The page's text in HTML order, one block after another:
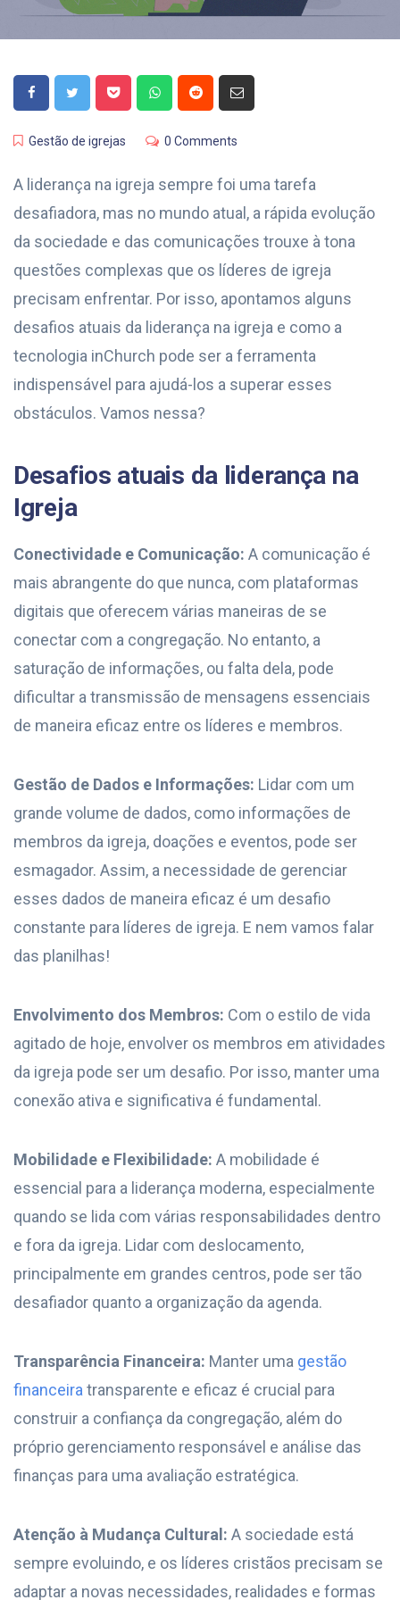
Gestão de igrejas 0 Comments
A liderança na igreja sempre foi uma tarefa
desafiadora, mas no mundo atual, a rápida evolução
da sociedade e das comunicações trouxe à tona
questões complexas que os líderes de igreja
precisam enfrentar. Por isso, apontamos alguns
desafios atuais da liderança na igreja e como a
tecnologia inChurch pode ser a ferramenta
indispensável para ajudá-los a superar esses
obstáculos. Vamos nessa?
Desafios atuais da liderança na
Igreja
Conectividade e Comunicação: A comunicação é
mais abrangente do que nunca, com plataformas
digitais que oferecem várias maneiras de se
conectar com a congregação. No entanto, a
saturação de informações, ou falta dela, pode
dificultar a transmissão de mensagens essenciais
de maneira eficaz entre os líderes e membros.
Gestão de Dados e Informações: Lidar com um
grande volume de dados, como informações de
membros da igreja, doações e eventos, pode ser
esmagador. Assim, a necessidade de gerenciar
esses dados de maneira eficaz é um desafio
constante para líderes de igreja. E nem vamos falar
das planilhas!
Envolvimento dos Membros: Com o estilo de vida
agitado de hoje, envolver os membros em atividades
da igreja pode ser um desafio. Por isso, manter uma
conexão ativa e significativa é fundamental.
Mobilidade e Flexibilidade: A mobilidade é
essencial para a liderança moderna, especialmente
quando se lida com várias responsabilidades dentro
e fora da igreja. Lidar com deslocamento,
principalmente em grandes centros, pode ser tão
desafiador quanto a organização da agenda.
Transparência Financeira: Manter uma gestão
financeira transparente e eficaz é crucial para
construir a confiança da congregação, além do
próprio gerenciamento responsável e análise das
finanças para uma avaliação estratégica.
Atenção à Mudança Cultural: A sociedade está
sempre evoluindo, e os líderes cristãos precisam se
adaptar a novas necessidades, realidades e formas